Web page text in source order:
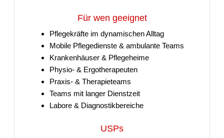
Für wen geeignet
Pflegekräfte im dynamischen Alltag
Mobile Pflegedienste & ambulante Teams
Krankenhäuser & Pflegeheime
Physio- & Ergotherapeuten
Praxis- & Therapieteams
Teams mit langer Dienstzeit
Labore & Diagnostikbereiche
USPs